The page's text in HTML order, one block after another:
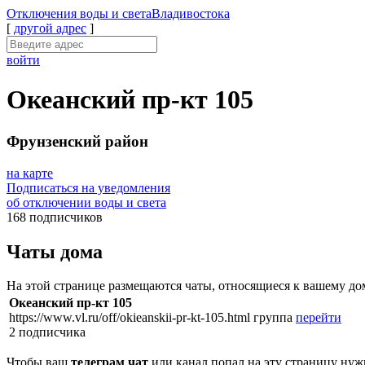
Отключения воды и светаВладивостока
[ другой адрес ]
войти
Океанский пр-кт 105
Фрунзенский район
на карте
Подписаться на уведомления
об отключении воды и света
168 подписчиков
Чаты дома
На этой странице размещаются чаты, относящиеся к вашему
Океанский пр-кт 105
https://www.vl.ru/off/okieanskii-pr-kt-105.html
2 подписчика
группа перейти